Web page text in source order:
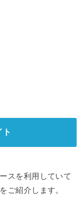
スを利用していて
ご紹介します。